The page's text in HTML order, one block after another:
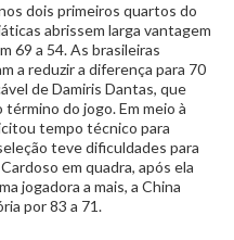
dois primeiros quartos do
abrissem larga vantagem
69 a 54. As brasileiras
a reduzir a diferença para 70
de Damiris Dantas, que
do jogo. Em meio à
tempo técnico para
teve dificuldades para
em quadra, após ela
jogadora a mais, a China
por 83 a 71.